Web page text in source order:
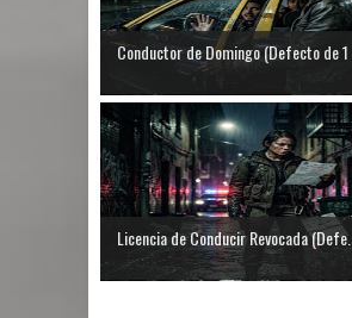
Conductor de Domingo (Defecto de 1 ...
Licencia de Conducir Revocada (Defe...